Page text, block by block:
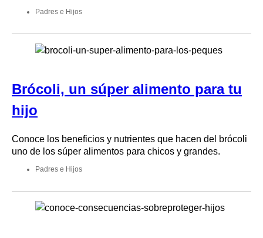
Padres e Hijos
Brócoli, un súper alimento para tu
hijo
Conoce los beneficios y nutrientes que hacen del brócoli
uno de los súper alimentos para chicos y grandes.
Padres e Hijos